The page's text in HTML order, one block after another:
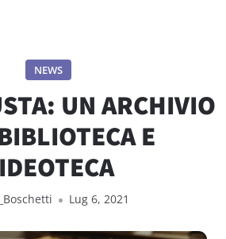
NEWS
UN ARCHIVIO
E
Lug 6, 2021